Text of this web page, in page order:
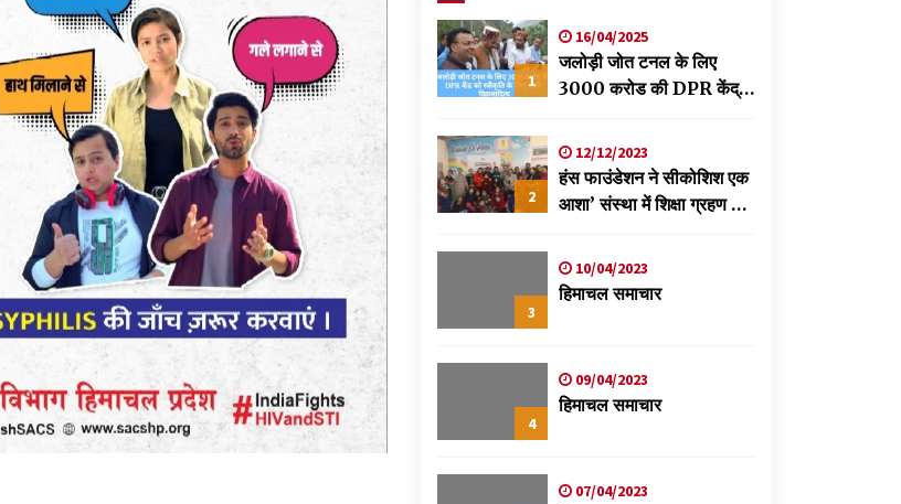
1
16/04/2025
जलोड़ी जोत टनल के लिए
3000 करोड की DPR केंद्र
विक्रमादित्य
2
12/12/2023
हंस फाउंडेशन ने सीकोशिश एक
आशा’ संस्था में शिक्षा ग्रहण कर
स्वास्थ्य शिविर
3
10/04/2023
हिमाचल समाचार
4
09/04/2023
हिमाचल समाचार
07/04/2023